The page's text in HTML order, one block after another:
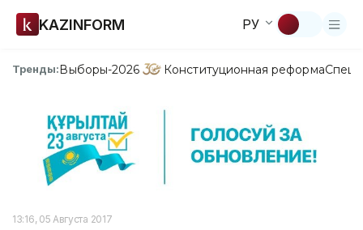
KAZINFORM РУ
Тренды:Выборы-2026 Конституционная реформа
13:16, 05 Августа 2017